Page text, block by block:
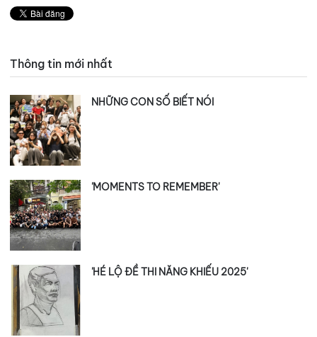
Thông tin mới nhất
NHỮNG CON SỐ BIẾT NÓI
'MOMENTS TO REMEMBER'
'HÉ LỘ ĐỀ THI NĂNG KHIẾU 2025'